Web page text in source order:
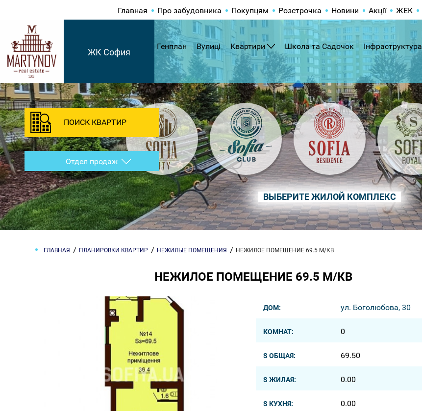
ВЫБЕРИТЕ ЖИЛОЙ КОМПЛЕКС
Главная Про забудовника Покупцям Розстрочка Новини Акції ЖЕК
ЖК София
Генплан Вулиці Квартири Школа та Садочок Інфраструктура
ПОИСК КВАРТИР
Отдел продаж
ГЛАВНАЯ ПЛАНИРОВКИ КВАРТИР НЕЖИЛЫЕ ПОМЕЩЕНИЯ НЕЖИЛОЕ ПОМЕЩЕНИЕ 69.5 М/КВ
НЕЖИЛОЕ ПОМЕЩЕНИЕ 69.5 М/КВ
ДОМ: ул. Боголюбова, 30
КОМНАТ: 0
S ОБЩАЯ: 69.50
S ЖИЛАЯ: 0.00
S КУХНЯ: 0.00